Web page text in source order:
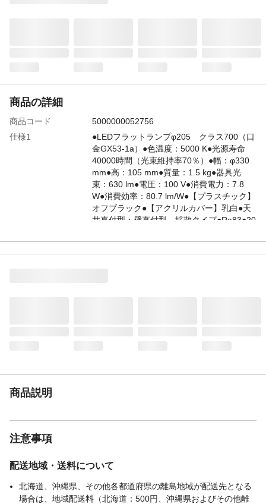
商品の詳細
商品コード
5000000052756
仕様1
●LEDフラットランプφ205 クラス700（口
金GX53-1a）●色温度：5000 K●光源寿命
40000時間（光束維持率70％）●幅：φ330
mm●高：105 mm●質量：1.5 kg●器具光
束：630 lm●電圧：100 V●消費電力：7.8
W●消費効率：80.7 lm/W●【プラスチック】
オフブラック●【アクリルカバー】乳白●天
井直付型・壁直付型、拡散タイプ●Ra83●20
付専用●一般住宅用（業務用浴場使用不可）
商品説明
注意事項
配送地域・送料について
北海道、沖縄県、その他各都道府県の離島地域が配送先となる
場合は、地域配送料（北海道：500円、沖縄県およびその他離